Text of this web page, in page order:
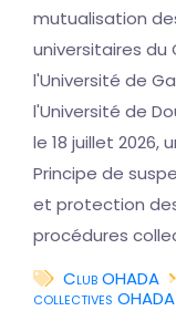
mutualisation
universitaires du
l'Université de
l'Université de
le 18 juillet 2026,
Principe de
et protection
procédures
Club OHADA
collectives OHADA